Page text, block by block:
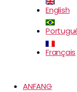
English
Français
ANFANG